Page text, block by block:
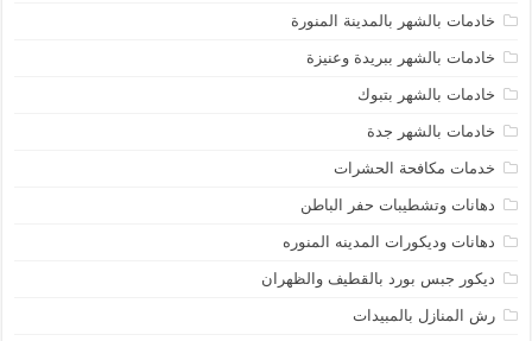
خادمات بالشهر بالمدينة المنورة
خادمات بالشهر ببريدة وعنيزة
خادمات بالشهر بتبوك
خادمات بالشهر جدة
خدمات مكافحة الحشرات
دهانات وتشطيبات حفر الباطن
دهانات وديكورات المدينه المنوره
ديكور جبس بورد بالقطيف والظهران
رش المنازل بالمبيدات